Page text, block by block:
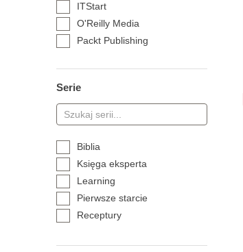
ITStart
O'Reilly Media
Packt Publishing
Praktyka
self publisher
Serie
Biblia
Księga eksperta
Learning
Pierwsze starcie
Receptury